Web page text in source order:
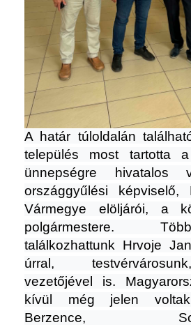
A határ túloldalán
település most tartotta
ünnepségre
országgyűlési képviselő,
Vármegye elöljárói, a
polgármestere.
találkozhattunk Hrvoje
úrral,
vezetőjével is.
kívül még jelen voltak
Berzence,